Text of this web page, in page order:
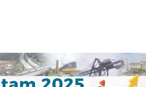
Program Jaga Desa